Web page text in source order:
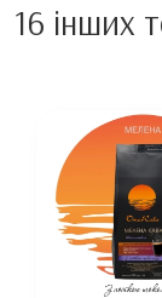
16 інших